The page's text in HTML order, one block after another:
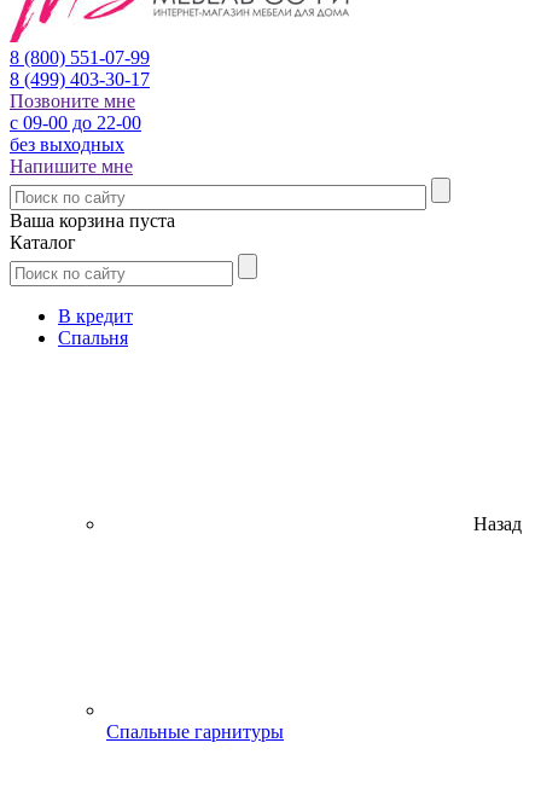
8 (800) 551-07-99
8 (499) 403-30-17
Позвоните мне
с 09-00 до 22-00
без выходных
Напишите мне
Ваша корзина пуста
Каталог
В кредит
Спальня
Назад
Спальные гарнитуры